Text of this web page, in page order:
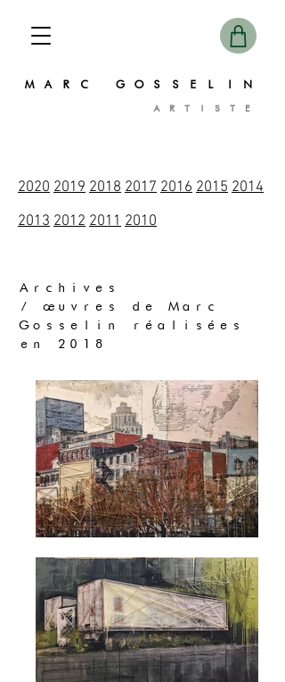
MARC GOSSELIN
ARTISTE
2020 2019 2018 2017 2016 2015 2014
2013 2012 2011 2010
Archives
/ œuvres de Marc
Gosselin réalisées
en 2018